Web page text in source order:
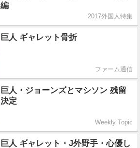
編
2017外国人特集
巨人 ギャレット骨折
ファーム通信
巨人・ジョーンズとマシソン 残留
決定
Weekly Topic
巨人 ギャレット・J外野手・心優し